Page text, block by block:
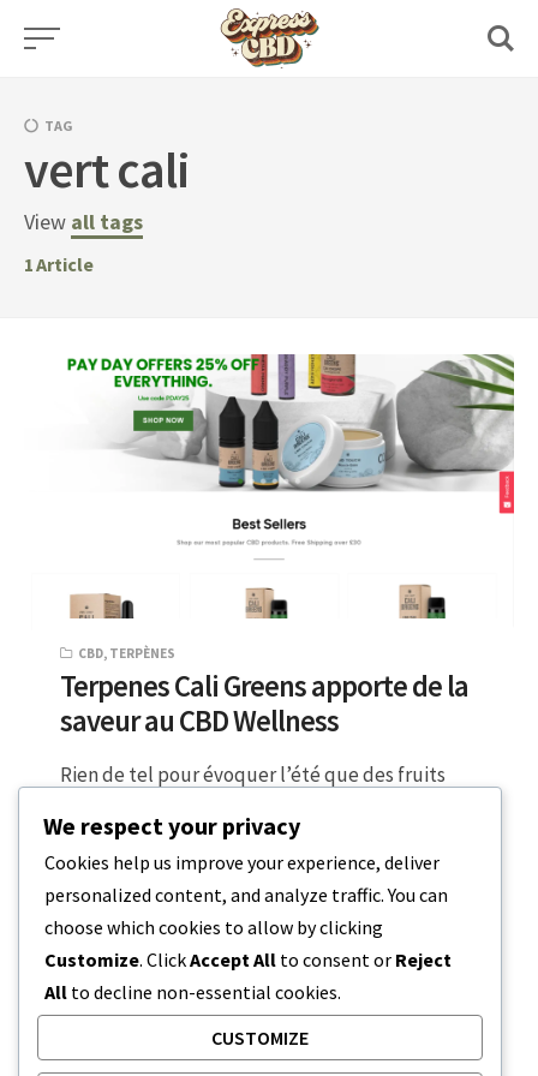
Skip
TAG
vert cali
View all tags
1Article
CBD, TERPÈNES
Terpenes Cali Greens apporte de la
saveur au CBD Wellness
Rien de tel pour évoquer l’été que des fruits
vous pouvez intégrer tous…
5 MINUTES DE LECTURE 24 AOÛT 2023
We respect your privacy
Cookies help us improve your experience, deliver
personalized content, and analyze traffic. You can
choose which cookies to allow by clicking
Customize. ClickAccept All to consent or Reject
All to decline non-essential cookies.
CUSTOMIZE